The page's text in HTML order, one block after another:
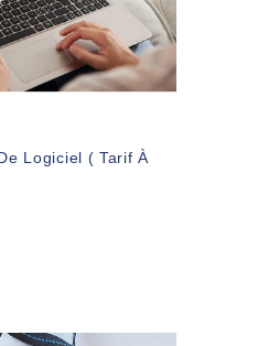
Logiciel ( Tarif À